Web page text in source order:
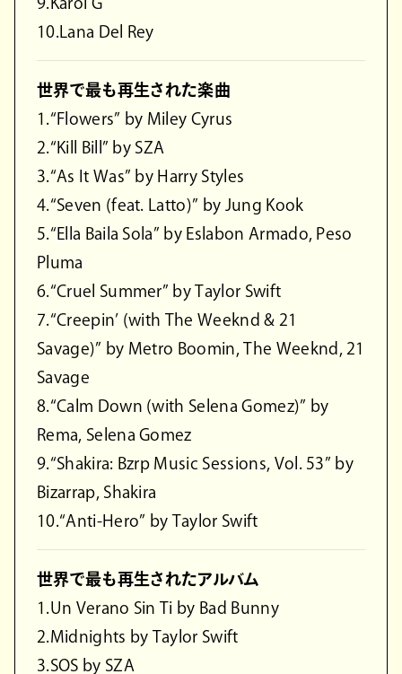
10.Lana Del Rey
世界で最も再生された楽曲
1.“Flowers” by Miley Cyrus
2.“Kill Bill” by SZA
3.“As It Was” by Harry Styles
4.“Seven (feat. Latto)” by Jung Kook
5.“Ella Baila Sola” by Eslabon Armado, Peso
Pluma
6.“Cruel Summer” by Taylor Swift
7.“Creepin’ (with The Weeknd & 21
Savage)” by Metro Boomin, The Weeknd, 21
Savage
8.“Calm Down (with Selena Gomez)” by
Rema, Selena Gomez
9.“Shakira: Bzrp Music Sessions, Vol. 53” by
Bizarrap, Shakira
10.“Anti-Hero” by Taylor Swift
世界で最も再生されたアルバム
1.Un Verano Sin Ti by Bad Bunny
2.Midnights by Taylor Swift
3.SOS by SZA